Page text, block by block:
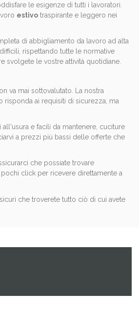
le esigenze di tutti i lavoratori.
estivo traspirante e leggero nei
di abbigliamento da lavoro ad alta
rispettando tutte le normative
svolgete le vostre attività quotidiane.
va mai sottovalutato. La nostra
ai requisiti di sicurezza, ma
e facili da mantenere, cuciture
a prezzi più bassi delle offerte che
che possiate trovare
click per ricevere direttamente a
che troverete tutto ciò di cui avete